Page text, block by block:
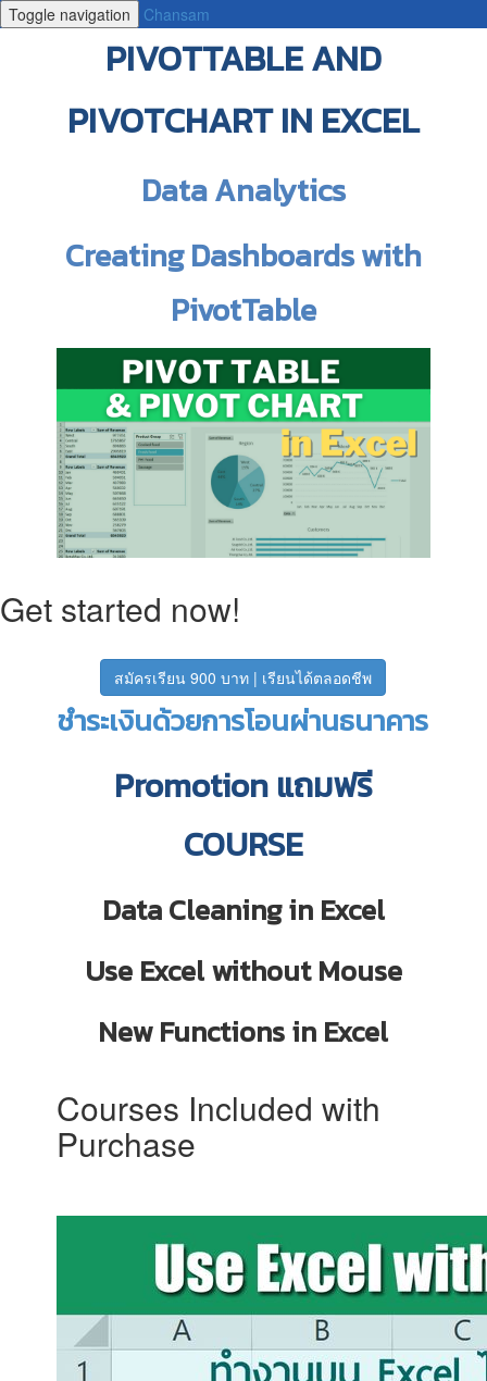
Toggle navigation Chansam
PIVOTTABLE AND
PIVOTCHART IN EXCEL
Data Analytics
Creating Dashboards with
PivotTable
Get started now!
สมัครเรียน 900 บาท | เรียนได้ตลอดชีพ
ชำระเงินด้วยการโอนผ่านธนาคาร
Promotion แถมฟรี
COURSE
Data Cleaning in Excel
Use Excel without Mouse
New Functions in Excel
Courses Included with
Purchase